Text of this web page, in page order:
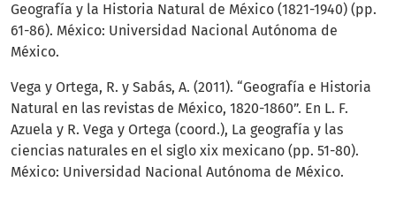
Geografía y la Historia Natural de México (1821-1940) (pp.
61-86). México: Universidad Nacional Autónoma de
México.
Vega y Ortega, R. y Sabás, A. (2011). “Geografía e Historia
Natural en las revistas de México, 1820-1860”. En L. F.
Azuela y R. Vega y Ortega (coord.), La geografía y las
ciencias naturales en el siglo xix mexicano (pp. 51-80).
México: Universidad Nacional Autónoma de México.